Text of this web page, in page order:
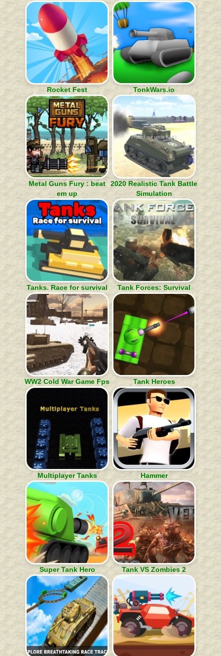
Rocket Fest TonkWars.io
Metal Guns Fury : beat
em up
2020 Realistic Tank Battle
Simulation
Tanks. Race for survival Tank Forces: Survival
WW2 Cold War Game Fps Tank Heroes
Multiplayer Tanks Hammer
Super Tank Hero Tank VS Zombies 2